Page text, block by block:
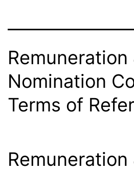
Remuneration
Nomination
Terms of
Remuneration